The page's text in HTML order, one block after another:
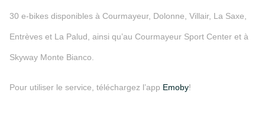
30 e-bikes disponibles à Courmayeur, Dolonne, Villair, La Saxe,
Entrèves et La Palud, ainsi qu’au Courmayeur Sport Center et à
Skyway Monte Bianco.
Pour utiliser le service, téléchargez l’app Emoby!